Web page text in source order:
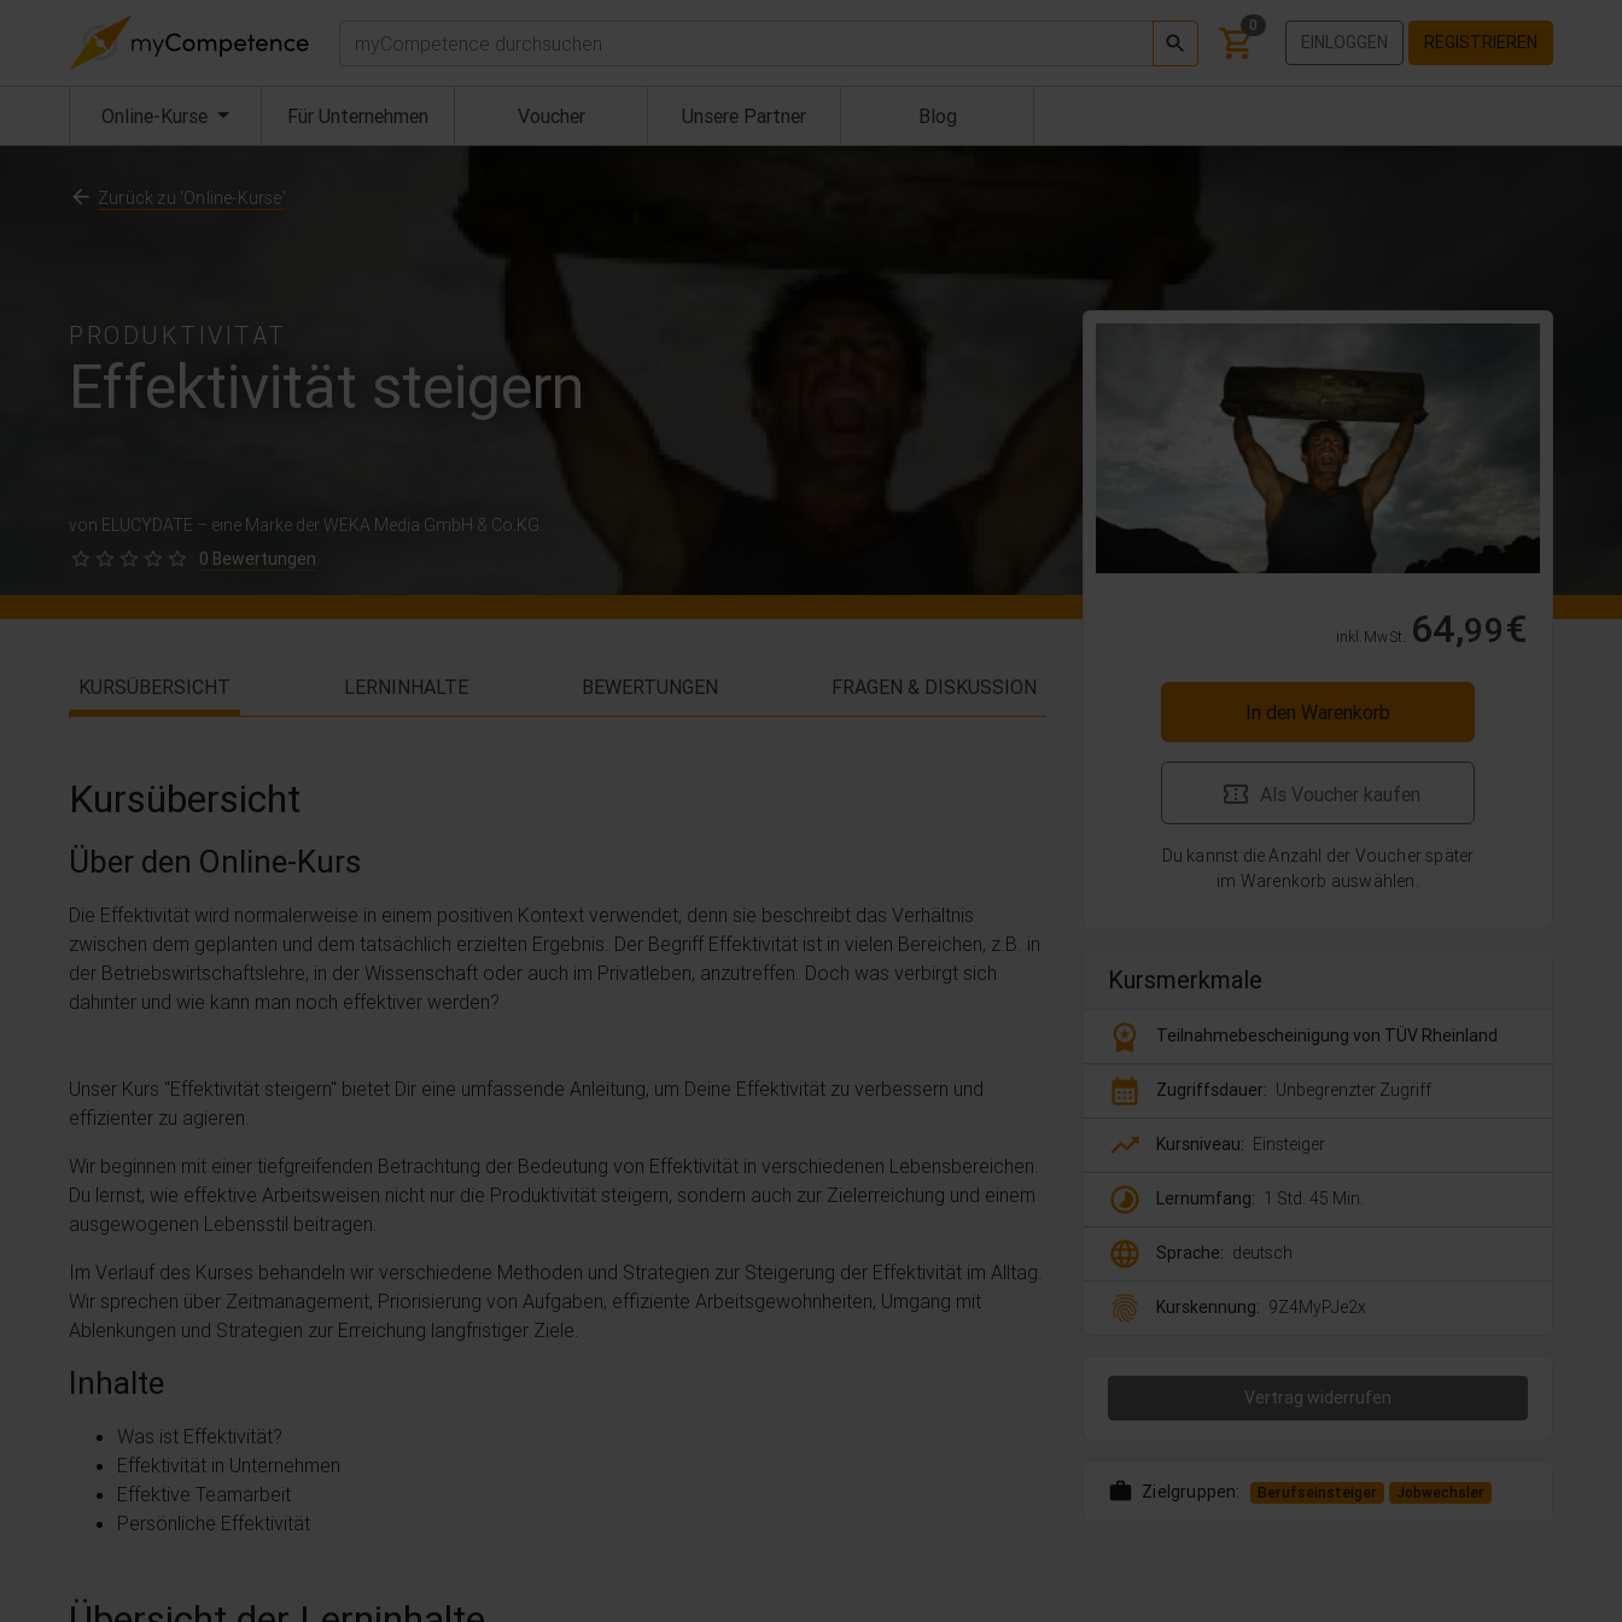
Suchen 0
EINLOGGEN REGISTRIEREN
Online-Kurse (aktuell) Für Unternehmen Voucher Unsere Partner Blog
PRODUKTIVITÄT
Effektivität steigern
von ELUCYDATE – eine Marke der WEKA Media GmbH & Co.KG.
0 Bewertungen
Zurück zu 'Online-Kurse'
inkl. MwSt. 64,99€
In den Warenkorb
Als Voucher kaufen
Du kannst die Anzahl der Voucher später
im Warenkorb auswählen.
Kursmerkmale
workspace_premium Teilnahmebescheinigung von TÜV Rheinland
calendar_month Zugriffsdauer: Unbegrenzter Zugriff
trending_up Kursniveau: Einsteiger
timelapse Lernumfang: 1 Std. 45 Min.
language Sprache: deutsch
fingerprint Kurskennung: 9Z4MyPJe2x
Vertrag widerrufen
work Zielgruppen: Berufseinsteiger Jobwechsler
KURSÜBERSICHT LERNINHALTE BEWERTUNGEN FRAGEN & DISKUSSION
Kursübersicht
Über den Online-Kurs
Die Effektivität wird normalerweise in einem positiven Kontext verwendet, denn sie beschreibt das Verhältnis
zwischen dem geplanten und dem tatsächlich erzielten Ergebnis. Der Begriff Effektivität ist in vielen Bereichen, z.B. in
der Betriebswirtschaftslehre, in der Wissenschaft oder auch im Privatleben, anzutreffen. Doch was verbirgt sich
dahinter und wie kann man noch effektiver werden?
Unser Kurs "Effektivität steigern" bietet Dir eine umfassende Anleitung, um Deine Effektivität zu verbessern und
effizienter zu agieren.
Wir beginnen mit einer tiefgreifenden Betrachtung der Bedeutung von Effektivität in verschiedenen Lebensbereichen.
Du lernst, wie effektive Arbeitsweisen nicht nur die Produktivität steigern, sondern auch zur Zielerreichung und einem
ausgewogenen Lebensstil beitragen.
Im Verlauf des Kurses behandeln wir verschiedene Methoden und Strategien zur Steigerung der Effektivität im Alltag.
Wir sprechen über Zeitmanagement, Priorisierung von Aufgaben, effiziente Arbeitsgewohnheiten, Umgang mit
Ablenkungen und Strategien zur Erreichung langfristiger Ziele.
Inhalte
Was ist Effektivität?
Effektivität in Unternehmen
Effektive Teamarbeit
Persönliche Effektivität